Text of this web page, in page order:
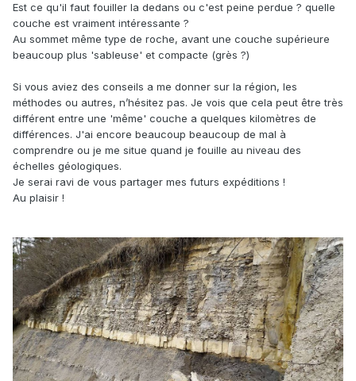
Est ce qu'il faut fouiller la dedans ou c'est peine perdue ? quelle
couche est vraiment intéressante ?
Au sommet même type de roche, avant une couche supérieure
beaucoup plus 'sableuse' et compacte (grès ?)
Si vous aviez des conseils a me donner sur la région, les
méthodes ou autres, n’hésitez pas. Je vois que cela peut être très
différent entre une 'même' couche a quelques kilomètres de
différences. J'ai encore beaucoup beaucoup de mal à
comprendre ou je me situe quand je fouille au niveau des
échelles géologiques.
Je serai ravi de vous partager mes futurs expéditions !
Au plaisir !